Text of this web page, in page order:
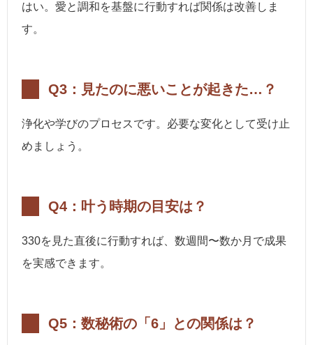
はい。愛と調和を基盤に行動すれば関係は改善しま
す。
Q3：見たのに悪いことが起きた…？
浄化や学びのプロセスです。必要な変化として受け止
めましょう。
Q4：叶う時期の目安は？
330を見た直後に行動すれば、数週間〜数か月で成果
を実感できます。
Q5：数秘術の「6」との関係は？